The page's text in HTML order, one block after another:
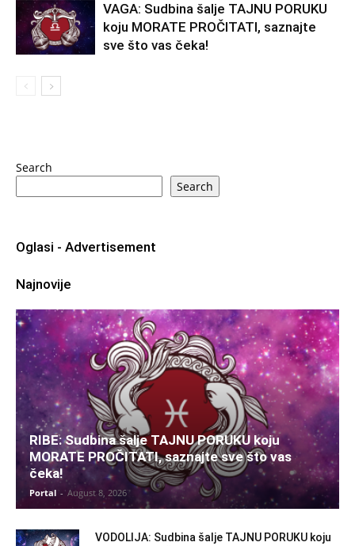
VAGA: Sudbina šalje TAJNU PORUKU
koju MORATE PROČITATI, saznajte
sve što vas čeka!
Search
Search
Oglasi - Advertisement
Najnovije
RIBE: Sudbina šalje TAJNU PORUKU koju
MORATE PROČITATI, saznajte sve što vas
čeka!
Portal - August 8, 2026
VODOLIJA: Sudbina šalje TAJNU PORUKU koju